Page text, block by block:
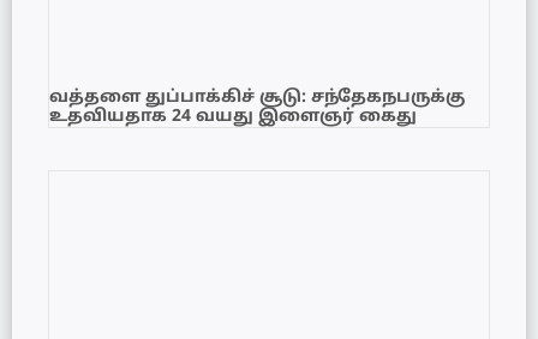
வத்தளை துப்பாக்கிச் சூடு: சந்தேகநபருக்கு
உதவியதாக 24 வயது இளைஞர் கைது